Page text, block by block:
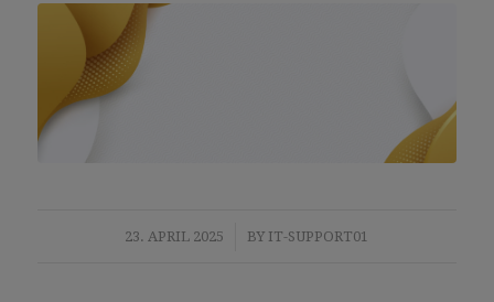
23. APRIL 2025
/ BY IT-SUPPORT01